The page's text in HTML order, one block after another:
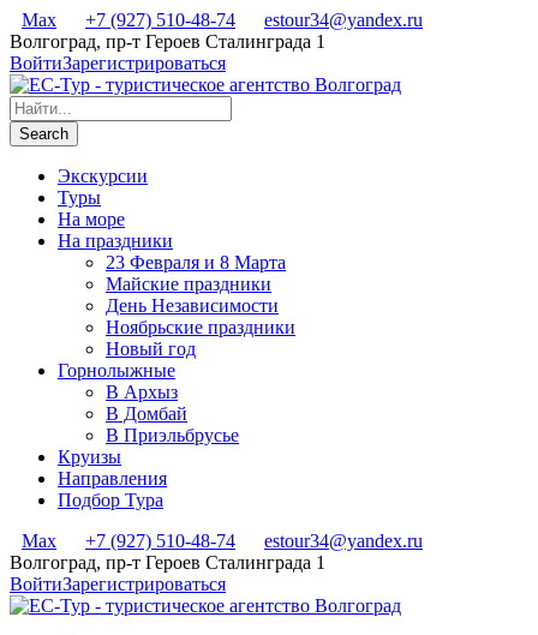
Max +7 (927) 510-48-74
estour34@yandex.ru
Волгоград, пр-т Героев Сталинграда 1
ВойтиЗарегистрироваться
Экскурсии
Туры
На море
На праздники
23 Февраля и 8 Марта
Майские праздники
День Независимости
Ноябрьские праздники
Новый год
Горнолыжные
В Архыз
В Домбай
В Приэльбрусье
Круизы
Направления
Подбор Тура
Max
+7 (927) 510-48-74
estour34@yandex.ru
Волгоград, пр-т Героев Сталинграда 1
ВойтиЗарегистрироваться